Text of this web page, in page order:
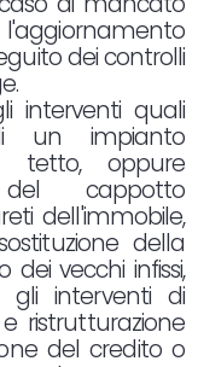
dei controlli
interventi quali
un impianto
tetto, oppure
del cappotto
dell'immobile,
della
vecchi infissi,
interventi di
ristrutturazione
del credito o